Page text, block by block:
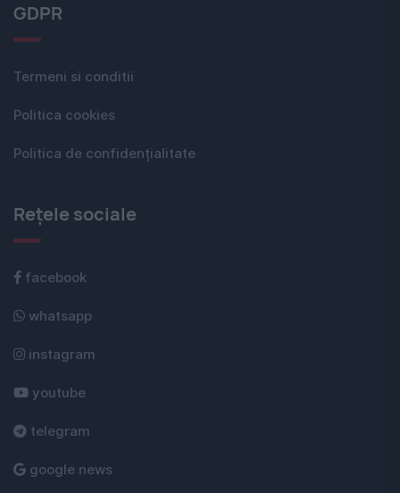
GDPR
Termeni si conditii
Politica cookies
Politica de confidențialitate
Rețele sociale
facebook
whatsapp
instagram
youtube
telegram
google news